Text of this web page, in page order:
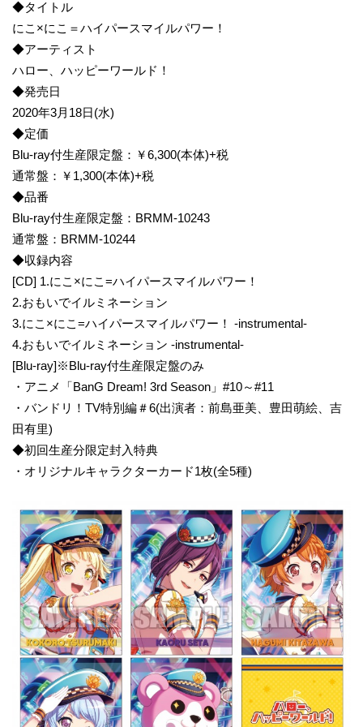
◆タイトル
にこ×にこ＝ハイパースマイルパワー！
◆アーティスト
ハロー、ハッピーワールド！
◆発売日
2020年3月18日(水)
◆定価
Blu-ray付生産限定盤：￥6,300(本体)+税
通常盤：￥1,300(本体)+税
◆品番
Blu-ray付生産限定盤：BRMM-10243
通常盤：BRMM-10244
◆収録内容
[CD] 1.にこ×にこ=ハイパースマイルパワー！
2.おもいでイルミネーション
3.にこ×にこ=ハイパースマイルパワー！ -instrumental-
4.おもいでイルミネーション -instrumental-
[Blu-ray]※Blu-ray付生産限定盤のみ
・アニメ「BanG Dream! 3rd Season」#10～#11
・バンドリ！TV特別編＃6(出演者：前島亜美、豊田萌絵、吉
田有里)
◆初回生産分限定封入特典
・オリジナルキャラクターカード1枚(全5種)